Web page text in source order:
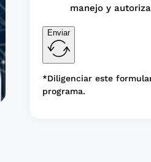
manejo y
Enviar
*Diligenciar este
programa.